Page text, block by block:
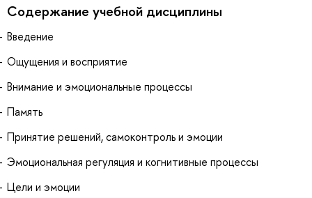
Содержание учебной дисциплины
Введение
Ощущения и восприятие
Внимание и эмоциональные процессы
Память
Принятие решений, самоконтроль и эмоции
Эмоциональная регуляция и когнитивные процессы
Цели и эмоции